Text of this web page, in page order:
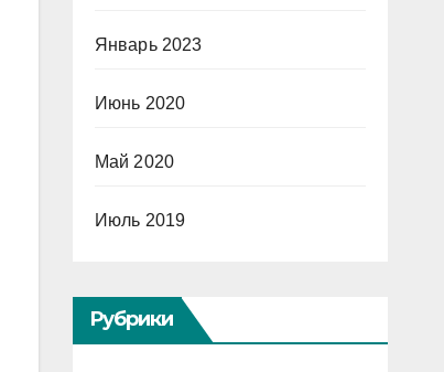
Январь 2023
Июнь 2020
Май 2020
Июль 2019
Рубрики